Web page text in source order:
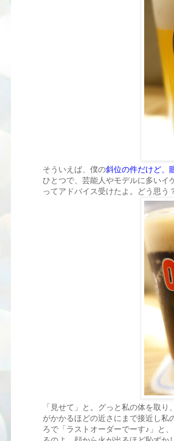
そういえば、僕の斜位の件だけど、
ひとつで、芸能人やモデルに多いイ
ってアドバイス受けたよ。どう思う
「見せて」と。グっと私の体を取
がかかるほどの近さにまで接近し私
ろで「ラストオーダーでーす♪」と